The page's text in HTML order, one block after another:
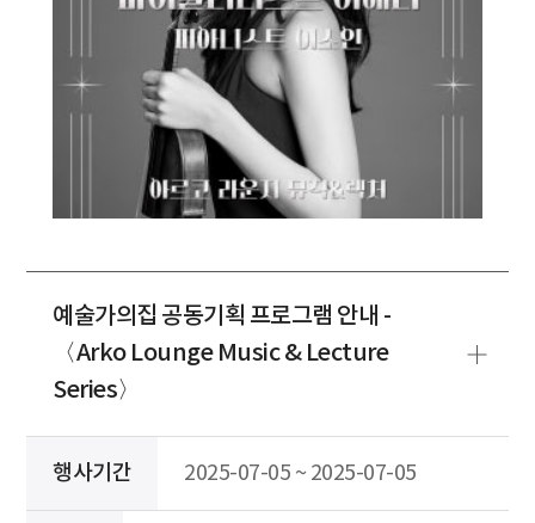
예술가의집 공동기획 프로그램 안내 -
〈Arko Lounge Music & Lecture
Series〉
행사기간 2025-07-05 ~ 2025-07-05